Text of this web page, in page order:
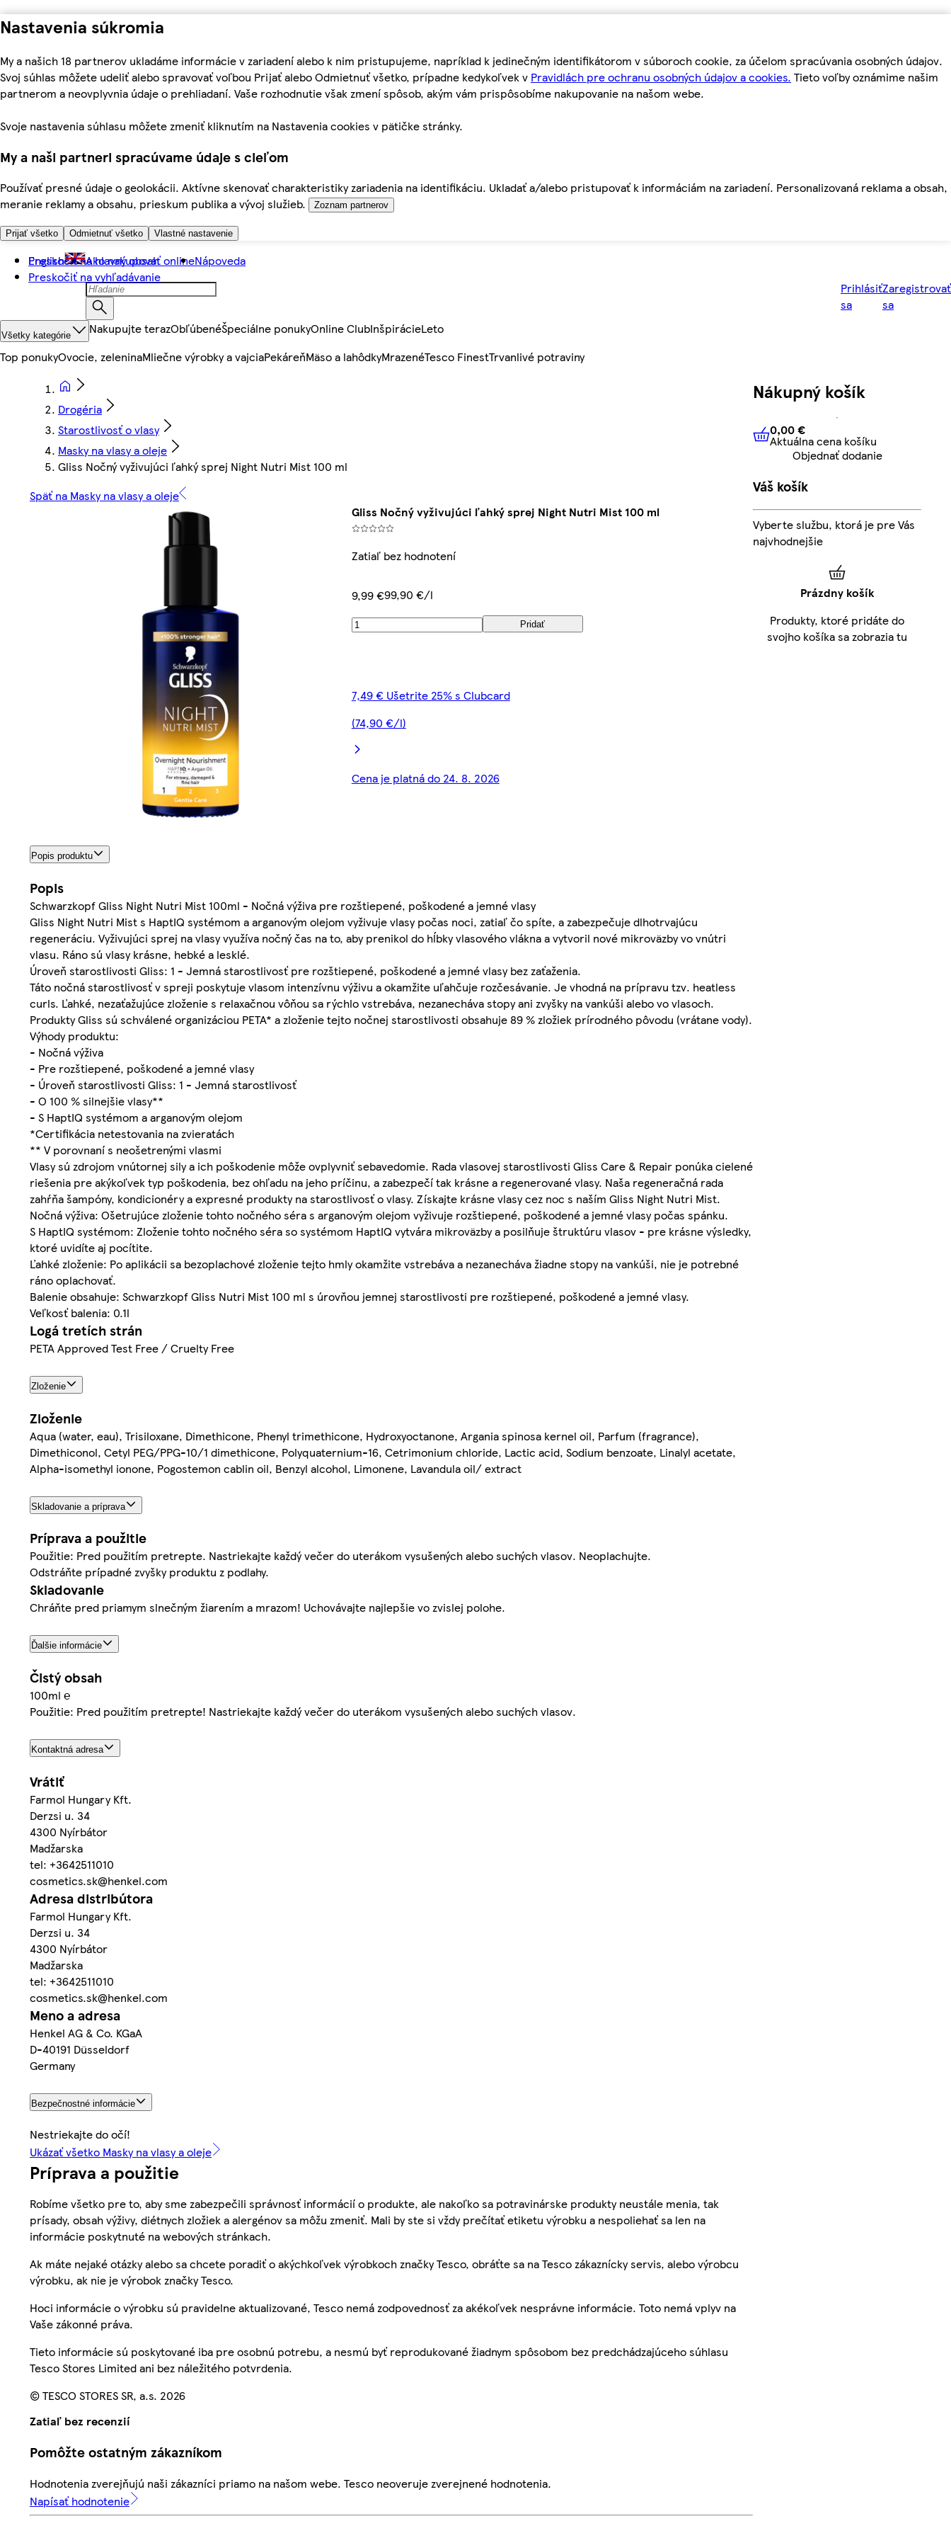
Nastavenia súkromia
My a našich 18 partnerov ukladáme informácie v zariadení alebo k nim pristupujeme, napríklad k jedinečným identifikátorom v súboroch cookie, za účelom spracúvania osobných údajov.
Svoj súhlas môžete udeliť alebo spravovať voľbou Prijať alebo Odmietnuť všetko, prípadne kedykoľvek v Pravidlách pre ochranu osobných údajov a cookies. Tieto voľby oznámime našim
partnerom a neovplyvnia údaje o prehliadaní. Vaše rozhodnutie však zmení spôsob, akým vám prispôsobíme nakupovanie na našom webe.
Svoje nastavenia súhlasu môžete zmeniť kliknutím na Nastavenia cookies v pätičke stránky.
My a naši partneri spracúvame údaje s cieľom
Používať presné údaje o geolokácii. Aktívne skenovať charakteristiky zariadenia na identifikáciu. Ukladať a/alebo pristupovať k informáciám na zariadení. Personalizovaná reklama a obsah,
meranie reklamy a obsahu, prieskum publika a vývoj služieb.
Zoznam partnerov
Prijať všetko Odmietnuť všetko Vlastné nastavenie
Preskočiť na hlavný obsah
Preskočiť na vyhľadávanie
English Ako nakupovať onlineNápoveda
Prihlásiť
sa
Zaregistrovať
sa
Všetky kategórie Nakupujte terazObľúbenéŠpeciálne ponukyOnline ClubInšpirácieLeto
Top ponukyOvocie, zeleninaMliečne výrobky a vajciaPekáreňMäso a lahôdkyMrazenéTesco FinestTrvanlivé potraviny
Drogéria
Starostlivosť o vlasy
Masky na vlasy a oleje
Gliss Nočný vyživujúci ľahký sprej Night Nutri Mist 100 ml
Späť na Masky na vlasy a oleje
Gliss Nočný vyživujúci ľahký sprej Night Nutri Mist 100 ml
Zatiaľ bez hodnotení
9,99 €99,90 €/l
Pridať
7,49 € Ušetrite 25% s Clubcard
(74,90 €/l)
Cena je platná do 24. 8. 2026
Popis produktu
Popis
Schwarzkopf Gliss Night Nutri Mist 100ml - Nočná výživa pre rozštiepené, poškodené a jemné vlasy
Gliss Night Nutri Mist s HaptIQ systémom a arganovým olejom vyživuje vlasy počas noci, zatiaľ čo spíte, a zabezpečuje dlhotrvajúcu
regeneráciu. Vyživujúci sprej na vlasy využíva nočný čas na to, aby prenikol do hĺbky vlasového vlákna a vytvoril nové mikroväzby vo vnútri
vlasu. Ráno sú vlasy krásne, hebké a lesklé.
Úroveň starostlivosti Gliss: 1 - Jemná starostlivosť pre rozštiepené, poškodené a jemné vlasy bez zaťaženia.
Táto nočná starostlivosť v spreji poskytuje vlasom intenzívnu výživu a okamžite uľahčuje rozčesávanie. Je vhodná na prípravu tzv. heatless
curls. Ľahké, nezaťažujúce zloženie s relaxačnou vôňou sa rýchlo vstrebáva, nezanecháva stopy ani zvyšky na vankúši alebo vo vlasoch.
Produkty Gliss sú schválené organizáciou PETA* a zloženie tejto nočnej starostlivosti obsahuje 89 % zložiek prírodného pôvodu (vrátane vody).
Výhody produktu:
- Nočná výživa
- Pre rozštiepené, poškodené a jemné vlasy
- Úroveň starostlivosti Gliss: 1 - Jemná starostlivosť
- O 100 % silnejšie vlasy**
- S HaptIQ systémom a arganovým olejom
*Certifikácia netestovania na zvieratách
** V porovnaní s neošetrenými vlasmi
Vlasy sú zdrojom vnútornej sily a ich poškodenie môže ovplyvniť sebavedomie. Rada vlasovej starostlivosti Gliss Care & Repair ponúka cielené
riešenia pre akýkoľvek typ poškodenia, bez ohľadu na jeho príčinu, a zabezpečí tak krásne a regenerované vlasy. Naša regeneračná rada
zahŕňa šampóny, kondicionéry a expresné produkty na starostlivosť o vlasy. Získajte krásne vlasy cez noc s naším Gliss Night Nutri Mist.
Nočná výživa: Ošetrujúce zloženie tohto nočného séra s arganovým olejom vyživuje rozštiepené, poškodené a jemné vlasy počas spánku.
S HaptIQ systémom: Zloženie tohto nočného séra so systémom HaptIQ vytvára mikroväzby a posilňuje štruktúru vlasov - pre krásne výsledky,
ktoré uvidíte aj pocítite.
Ľahké zloženie: Po aplikácii sa bezoplachové zloženie tejto hmly okamžite vstrebáva a nezanecháva žiadne stopy na vankúši, nie je potrebné
ráno oplachovať.
Balenie obsahuje: Schwarzkopf Gliss Nutri Mist 100 ml s úrovňou jemnej starostlivosti pre rozštiepené, poškodené a jemné vlasy.
Veľkosť balenia: 0.1l
Logá tretích strán
PETA Approved Test Free / Cruelty Free
Zloženie
Zloženie
Aqua (water, eau), Trisiloxane, Dimethicone, Phenyl trimethicone, Hydroxyoctanone, Argania spinosa kernel oil, Parfum (fragrance),
Dimethiconol, Cetyl PEG/PPG-10/1 dimethicone, Polyquaternium-16, Cetrimonium chloride, Lactic acid, Sodium benzoate, Linalyl acetate,
Alpha-isomethyl ionone, Pogostemon cablin oil, Benzyl alcohol, Limonene, Lavandula oil/ extract
Skladovanie a príprava
Príprava a použitie
Použitie: Pred použitím pretrepte. Nastriekajte každý večer do uterákom vysušených alebo suchých vlasov. Neoplachujte.
Odstráňte prípadné zvyšky produktu z podlahy.
Skladovanie
Chráňte pred priamym slnečným žiarením a mrazom! Uchovávajte najlepšie vo zvislej polohe.
Ďalšie informácie
Čistý obsah
100ml ℮
Použitie: Pred použitím pretrepte! Nastriekajte každý večer do uterákom vysušených alebo suchých vlasov.
Kontaktná adresa
Vrátiť
Farmol Hungary Kft.
Derzsi u. 34
4300 Nyírbátor
Madžarska
tel: +3642511010
cosmetics.sk@henkel.com
Adresa distribútora
Farmol Hungary Kft.
Derzsi u. 34
4300 Nyírbátor
Madžarska
tel: +3642511010
cosmetics.sk@henkel.com
Meno a adresa
Henkel AG & Co. KGaA
D-40191 Düsseldorf
Germany
Bezpečnostné informácie
Nestriekajte do očí!
Ukázať všetko Masky na vlasy a oleje
Príprava a použitie
Robíme všetko pre to, aby sme zabezpečili správnosť informácií o produkte, ale nakoľko sa potravinárske produkty neustále menia, tak
prísady, obsah výživy, diétnych zložiek a alergénov sa môžu zmeniť. Mali by ste si vždy prečítať etiketu výrobku a nespoliehať sa len na
informácie poskytnuté na webových stránkach.
Ak máte nejaké otázky alebo sa chcete poradiť o akýchkoľvek výrobkoch značky Tesco, obráťte sa na Tesco zákaznícky servis, alebo výrobcu
výrobku, ak nie je výrobok značky Tesco.
Hoci informácie o výrobku sú pravidelne aktualizované, Tesco nemá zodpovednosť za akékoľvek nesprávne informácie. Toto nemá vplyv na
Vaše zákonné práva.
Tieto informácie sú poskytované iba pre osobnú potrebu, a nesmú byť reprodukované žiadnym spôsobom bez predchádzajúceho súhlasu
Tesco Stores Limited ani bez náležitého potvrdenia.
© TESCO STORES SR, a.s. 2026
Zatiaľ bez recenzií
Pomôžte ostatným zákazníkom
Hodnotenia zverejňujú naši zákazníci priamo na našom webe. Tesco neoveruje zverejnené hodnotenia.
Napísať hodnotenie
Nákupný košík
0,00 € Aktuálna cena košíku
0,00 €
Aktuálna cena košíku
Objednať dodanie
Váš košík
Vyberte službu, ktorá je pre Vás
najvhodnejšie
Prázdny košík
Produkty, ktoré pridáte do
svojho košíka sa zobrazia tu